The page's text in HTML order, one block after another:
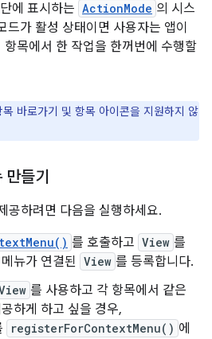
에 표시하는 ActionMode 의 시스
드가 활성 상태이면 사용자는 앱이
항목에서 한 작업을 한꺼번에 수행할
목 바로가기 및 항목 아이콘을 지원하지 않
들기
공하려면 다음을 실행하세요.
를 호출하고 View 를
뉴가 연결된 View 를 등록합니다.
를 사용하고 각 항목에서 같은
하게 하고 싶을 경우,
registerForContextMenu() 에